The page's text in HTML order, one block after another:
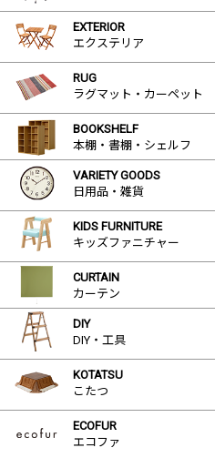
EXTERIOR
エクステリア
RUG
ラグマット・カーペット
BOOKSHELF
本棚・書棚・シェルフ
VARIETY GOODS
日用品・雑貨
KIDS FURNITURE
キッズファニチャー
CURTAIN
カーテン
DIY
DIY・工具
KOTATSU
こたつ
ECOFUR
エコファ